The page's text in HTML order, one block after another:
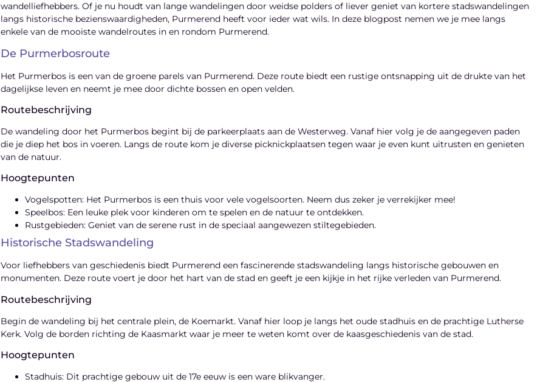
wandelliefhebbers. Of je nu houdt van lange wandelingen door weidse polders of liever geniet van kortere stadswandelingen
langs historische bezienswaardigheden, Purmerend heeft voor ieder wat wils. In deze blogpost nemen we je mee langs
enkele van de mooiste wandelroutes in en rondom Purmerend.
De Purmerbosroute
Het Purmerbos is een van de groene parels van Purmerend. Deze route biedt een rustige ontsnapping uit de drukte van het
dagelijkse leven en neemt je mee door dichte bossen en open velden.
Routebeschrijving
De wandeling door het Purmerbos begint bij de parkeerplaats aan de Westerweg. Vanaf hier volg je de aangegeven paden
die je diep het bos in voeren. Langs de route kom je diverse picknickplaatsen tegen waar je even kunt uitrusten en genieten
van de natuur.
Hoogtepunten
Vogelspotten: Het Purmerbos is een thuis voor vele vogelsoorten. Neem dus zeker je verrekijker mee!
Speelbos: Een leuke plek voor kinderen om te spelen en de natuur te ontdekken.
Rustgebieden: Geniet van de serene rust in de speciaal aangewezen stiltegebieden.
Historische Stadswandeling
Voor liefhebbers van geschiedenis biedt Purmerend een fascinerende stadswandeling langs historische gebouwen en
monumenten. Deze route voert je door het hart van de stad en geeft je een kijkje in het rijke verleden van Purmerend.
Routebeschrijving
Begin de wandeling bij het centrale plein, de Koemarkt. Vanaf hier loop je langs het oude stadhuis en de prachtige Lutherse
Kerk. Volg de borden richting de Kaasmarkt waar je meer te weten komt over de kaasgeschiedenis van de stad.
Hoogtepunten
Stadhuis: Dit prachtige gebouw uit de 17e eeuw is een ware blikvanger.